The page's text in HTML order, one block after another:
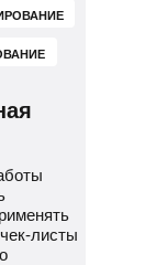
листы